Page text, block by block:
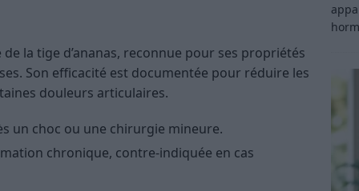
la tige d’ananas, reconnue pour ses propriétés
Son efficacité est documentée pour réduire les
douleurs articulaires.
un choc ou une chirurgie mineure.
chronique, contre-indiquée en cas